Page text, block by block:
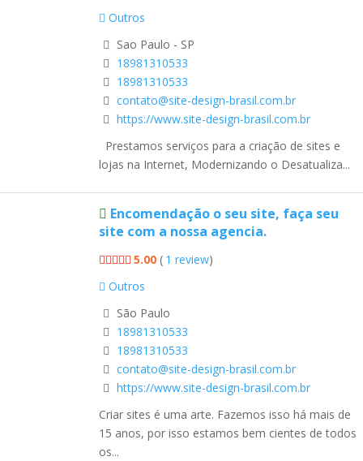
Outros
Sao Paulo - SP
18981310533
18981310533
contato@site-design-brasil.com.br
https://www.site-design-brasil.com.br
Prestamos serviços para a criação de sites e
lojas na Internet, Modernizando o Desatualiza...
Encomendação o seu site, faça seu
site com a nossa agencia.
5.00 ( 1 review)
Outros
São Paulo
18981310533
18981310533
contato@site-design-brasil.com.br
https://www.site-design-brasil.com.br
Criar sites é uma arte. Fazemos isso há mais de
15 anos, por isso estamos bem cientes de todos
os...